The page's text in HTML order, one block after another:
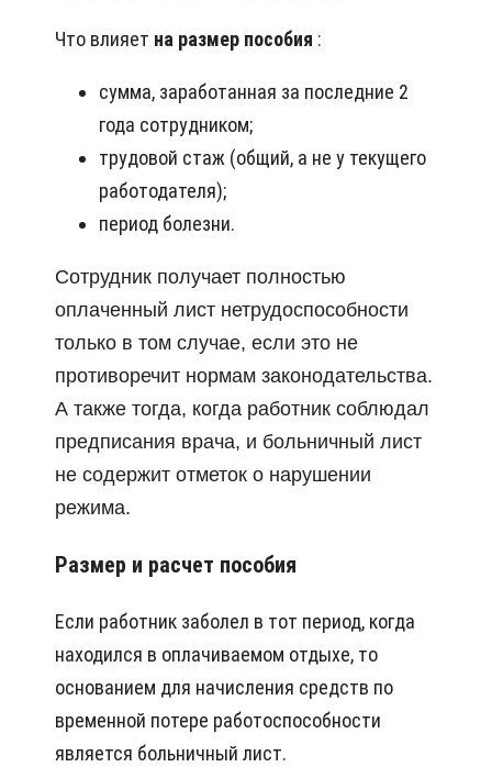
Что влияет на размер пособия :
сумма, заработанная за последние 2
года сотрудником;
трудовой стаж (общий, а не у текущего
работодателя);
период болезни.
Сотрудник получает полностью
оплаченный лист нетрудоспособности
только в том случае, если это не
противоречит нормам законодательства.
А также тогда, когда работник соблюдал
предписания врача, и больничный лист
не содержит отметок о нарушении
режима.
Размер и расчет пособия
Если работник заболел в тот период, когда
находился в оплачиваемом отдыхе, то
основанием для начисления средств по
временной потере работоспособности
является больничный лист.